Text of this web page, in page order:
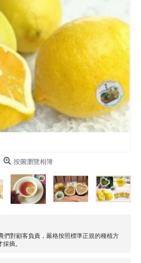
按圖瀏覽相簿
們對顧客負責，嚴格按照標準正規的種植方
摘。